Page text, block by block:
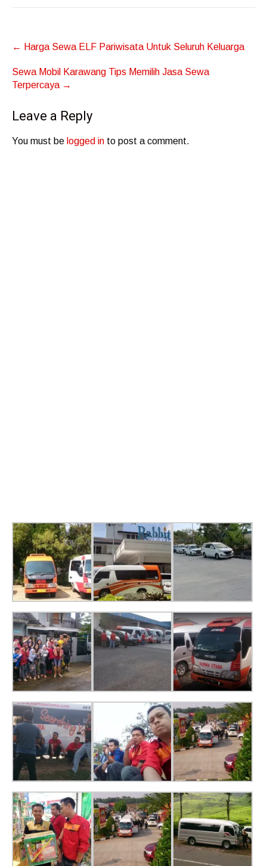
Post
navigation
← Harga Sewa ELF Pariwisata Untuk Seluruh Keluarga
Sewa Mobil Karawang Tips Memilih Jasa Sewa
Terpercaya →
Leave a Reply
You must be logged in to post a comment.